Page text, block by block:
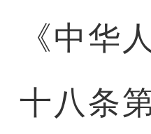
《中华
十八条